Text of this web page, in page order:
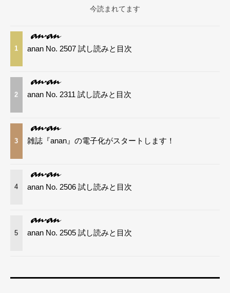
今読まれてます
1 anan No. 2507 試し読みと目次
2 anan No. 2311 試し読みと目次
3 雑誌『anan』の電子化がスタートします！
4 anan No. 2506 試し読みと目次
5 anan No. 2505 試し読みと目次